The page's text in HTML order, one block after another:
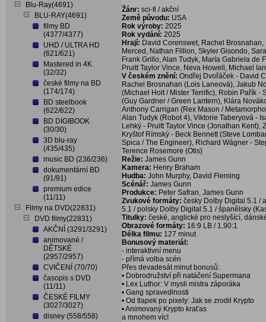
Blu-Ray(4691)
BLU-RAY(4691)
filmy BD
(4377/4377)
UHD / ULTRA HD
(621/621)
Mastered in 4K
(32/32)
české filmy na BD
(174/174)
BD steelbook
(622/622)
BD DIGIBOOK
(30/30)
3D blu-ray
(435/435)
music BD (236/236)
dokumentární BD
(91/91)
premium edice
(11/11)
Filmy na DVD(22831)
DVD filmy(22831)
AKČNÍ (3291/3291)
animované /
DĚTSKÉ
(2957/2957)
CVIČENÍ (70/70)
časopis s DVD
(11/11)
ČESKÉ FILMY
(3027/3027)
disney (558/558)
Žánr: sci-fi / akční
Země původu: USA
Rok výroby: 2025
Rok vydání: 2025
Hrají: David Corenswet, Rachel
Merced, Nathan Fillion, Skyler Gisondo,
Frank Grillo, Alan Tudyk, María Gabriela de
Pruitt Taylor Vince, Neva Howell, Michael
V českém znění: Ondřej Dvořáček - David
Rachel Brosnahan (Lois Laneová), Jakub
(Michael Holt / Mister Terrific), Robin Pařík
(Guy Gardner / Green Lantern), Klára
Anthony Carrigan (Rex Mason /
Alan Tudyk (Robot 4), Viktorie Taberyová -
Lehký - Pruitt Taylor Vince (Jonathan
Kryštof Rímský - Beck Bennett (Steve
Spica / The Engineer), Richard Wágner -
Terence Rosemore (Otis)
Režie: James Gunn
Kamera: Henry Braham
Hudba: John Murphy, David Fleming
Scénář: James Gunn
Produkce: Peter Safran, James Gunn
Zvukové formáty: česky Dolby Digital 5.1 /
5.1 / polsky Dolby Digital 5.1 / španělsky
Titulky: české, anglické pro neslyšící,
Obrazové formáty: 16:9 LB / 1,90:1
Délka filmu: 127 minut
Bonusový materiál:
- interaktivní menu
- přímá volba scén
Přes devadesát minut bonusů:
• Dobrodružství při natáčení Supermana
• Lex Luthor: V mysli mistra záporáka
• Gang spravedlnosti
• Od tlapek po pixely: Jak se zrodil Krypto
• Animovaný Krypto kraťas
a mnohem víc!